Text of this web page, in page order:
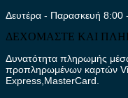
Δευτέρα - Παρασκευή 8:00
ΔΕΧΟΜΑΣΤΕ ΚΑΙ
Δυνατότητα πληρωμής
προπληρωμένων καρτών
Express,MasterCard.